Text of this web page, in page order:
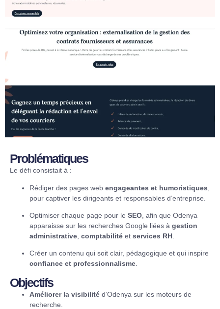
Problématiques
Le défi consistait à :
Rédiger des pages web engageantes et humoristiques
pour captiver les dirigeants et responsables d’entreprise.
Optimiser chaque page pour le SEO , afin que Odenya
apparaisse sur les recherches Google liées à gestion
administrative comptabilité et services RH
Créer un contenu qui soit clair, pédagogique et qui inspire
confiance et professionnalisme.
Objectifs
Améliorer la visibilité d’Odenya sur les moteurs de
recherche.